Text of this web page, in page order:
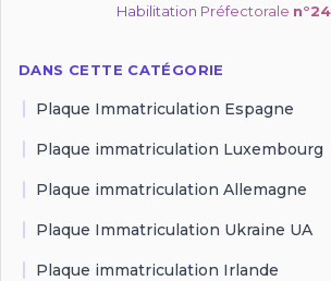
Habilitation Préfectorale
DANS CETTE CATÉGORIE
Plaque Immatriculation Espagne
Plaque immatriculation Luxembourg
Plaque immatriculation Allemagne
Plaque Immatriculation Ukraine UA
Plaque immatriculation Irlande